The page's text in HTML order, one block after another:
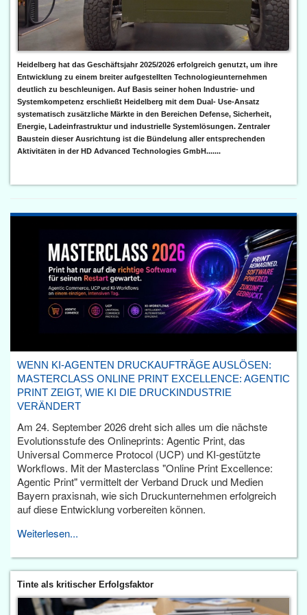
Heidelberg hat das Geschäftsjahr 2025/2026 erfolgreich genutzt, um ihre
Entwicklung zu einem breiter aufgestellten Technologieunternehmen
deutlich zu beschleunigen. Auf Basis seiner hohen Industrie- und
Systemkompetenz erschließt Heidelberg mit dem Dual- Use-Ansatz
systematisch zusätzliche Märkte in den Bereichen Defense, Sicherheit,
Energie, Ladeinfrastruktur und industrielle Systemlösungen. Zentraler
Baustein dieser Ausrichtung ist die Bündelung aller entsprechenden
Aktivitäten in der HD Advanced Technologies GmbH.......
WENN KI-AGENTEN DRUCKAUFTRÄGE AUSLÖSEN:
MASTERCLASS ONLINE PRINT EXCELLENCE: AGENTIC
PRINT ZEIGT, WIE KI DIE DRUCKINDUSTRIE
VERÄNDERT
Am 24. September 2026 dreht sich alles um die nächste
Evolutionsstufe des Onlineprints: Agentic Print, das
Universal Commerce Protocol (UCP) und KI-gestützte
Workflows. Mit der Masterclass "Online Print Excellence:
Agentic Print" vermittelt der Verband Druck und Medien
Bayern praxisnah, wie sich Druckunternehmen erfolgreich
auf diese Entwicklung vorbereiten können.
Weiterlesen...
Tinte als kritischer Erfolgsfaktor